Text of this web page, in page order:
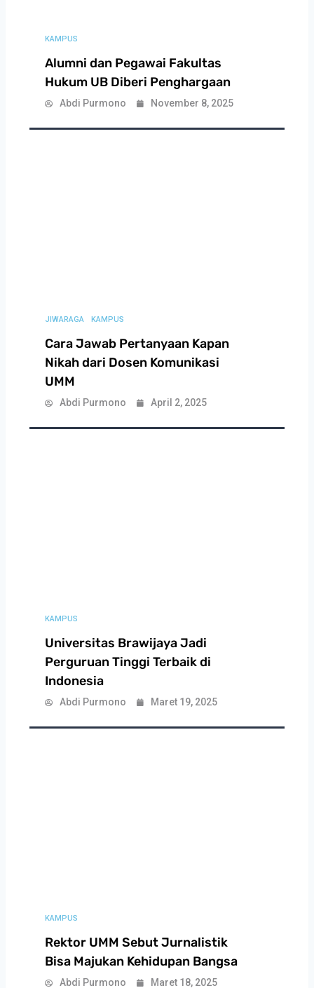
KAMPUS
Alumni dan Pegawai Fakultas
Hukum UB Diberi Penghargaan
Abdi Purmono November 8, 2025
JIWARAGA KAMPUS
Cara Jawab Pertanyaan Kapan
Nikah dari Dosen Komunikasi
UMM
Abdi Purmono April 2, 2025
KAMPUS
Universitas Brawijaya Jadi
Perguruan Tinggi Terbaik di
Indonesia
Abdi Purmono Maret 19, 2025
KAMPUS
Rektor UMM Sebut Jurnalistik
Bisa Majukan Kehidupan Bangsa
Abdi Purmono Maret 18, 2025